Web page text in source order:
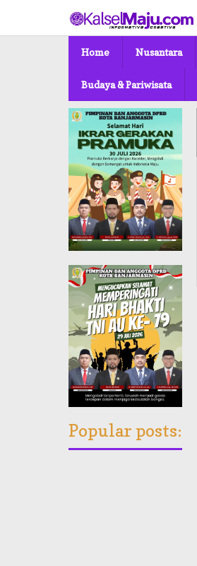
konten
Home Nusantara
Budaya & Pariwisata
Popular posts: